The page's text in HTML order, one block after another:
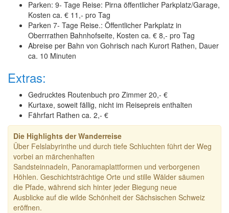
Parken: 9- Tage Reise: Pirna öffentlicher Parkplatz/Garage,
Kosten ca. € 11,- pro Tag
Parken 7- Tage Reise.: Öffentlicher Parkplatz in
Oberrrathen Bahnhofseite, Kosten ca. € 8,- pro Tag
Abreise per Bahn von Gohrisch nach Kurort Rathen, Dauer
ca. 10 Minuten
Extras:
Gedrucktes Routenbuch pro Zimmer 20,- €
Kurtaxe, soweit fällig, nicht im Reisepreis enthalten
Fährfart Rathen ca. 2,- €
Die Highlights der Wanderreise
Über Felslabyrinthe und durch tiefe Schluchten führt der Weg
vorbei an märchenhaften
Sandsteinnadeln, Panoramaplattformen und verborgenen
Höhlen. Geschichtsträchtige Orte und stille Wälder säumen
die Pfade, während sich hinter jeder Biegung neue
Ausblicke auf die wilde Schönheit der Sächsischen Schweiz
eröffnen.